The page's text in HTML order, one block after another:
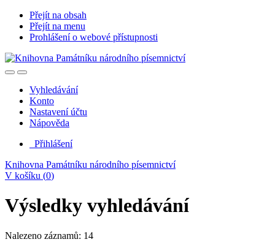
Přejít na obsah
Přejít na menu
Prohlášení o webové přístupnosti
Vyhledávání
Konto
Nastavení účtu
Nápověda
Přihlášení
Knihovna Památníku národního písemnictví
V košíku (0)
Výsledky vyhledávání
Nalezeno záznamů: 14